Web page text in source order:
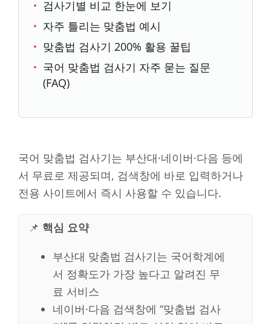
검사기별 비교 한눈에 보기
자주 틀리는 맞춤법 예시
맞춤법 검사기 200% 활용 꿀팁
국어 맞춤법 검사기 자주 묻는 질문
(FAQ)
국어 맞춤법 검사기는 부산대·네이버·다음 등에
서 무료로 제공되며, 검색창에 바로 입력하거나
전용 사이트에서 즉시 사용할 수 있습니다.
📌 핵심 요약
부산대 맞춤법 검사기는 국어학계에
서 정확도가 가장 높다고 알려진 무
료 서비스
네이버·다음 검색창에 “맞춤법 검사